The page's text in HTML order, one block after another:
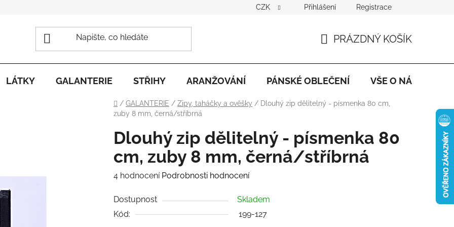
CZK Přihlášení Registrace
KOŠÍK
PRÁZDNÝ KOŠÍK
LÁTKY GALANTERIE STŘIHY ARANŽOVÁNÍ PÁNSKÉ OBLEČENÍ VŠE O NÁKUPU
Domů
/ GALANTERIE / Zipy, taháčky a ověšky / Dlouhý zip dělitelný - písmenka 80 cm,
zuby 8 mm, černá/stříbrná
Dlouhý zip dělitelný - písmenka 80
cm, zuby 8 mm, černá/stříbrná
Průměrné
produktu
je
4 hodnocení Podrobnosti hodnocení
Dostupnost
Skladem
Kód:
199-127